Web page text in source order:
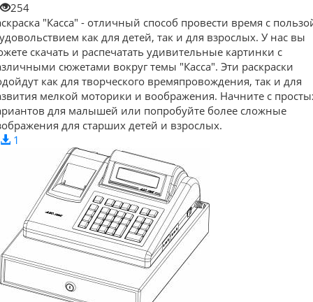
254
"Касса" - отличный способ провести время с
как для детей, так и для взрослых. У нас вы
скачать и распечатать удивительные картинки с
сюжетами вокруг темы "Касса". Эти раскраски
как для творческого времяпровождения, так и для
мелкой моторики и воображения. Начните с
для малышей или попробуйте более сложные
для старших детей и взрослых.
1